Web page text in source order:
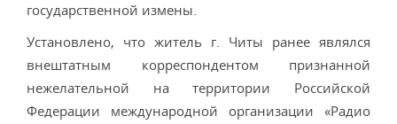
государственной измены.
Установлено, что житель г. Читы ранее являлся
внештатным корреспондентом признанной
нежелательной на территории Российской
Федерации международной организации «Радио